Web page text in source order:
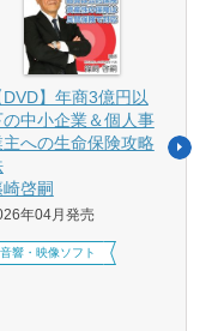
DVD】年商3億円以
の中小企業＆個人事
主への生命保険攻略
啓嗣
年04月発売
音響・映像ソフト